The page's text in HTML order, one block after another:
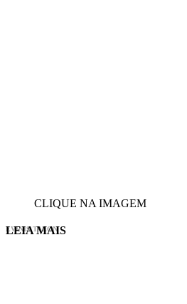
CLIQUE NA IMAGEM
EVINIS TALON
LEIA MAIS